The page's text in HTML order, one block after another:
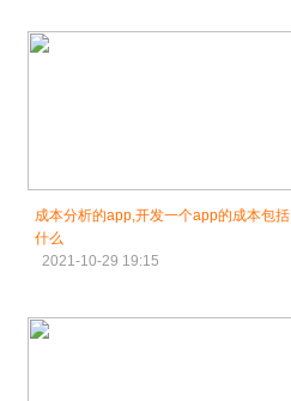
成本分析的app,开发一个app的成本包括
什么
2021-10-29 19:15